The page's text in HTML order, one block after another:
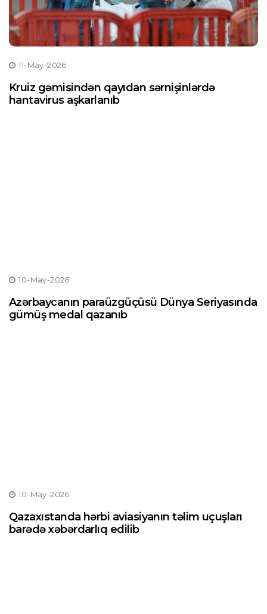
11-May-2026
Kruiz gəmisindən qayıdan sərnişinlərdə
hantavirus aşkarlanıb
10-May-2026
Azərbaycanın paraüzgüçüsü Dünya Seriyasında
gümüş medal qazanıb
10-May-2026
Qazaxıstanda hərbi aviasiyanın təlim uçuşları
barədə xəbərdarlıq edilib